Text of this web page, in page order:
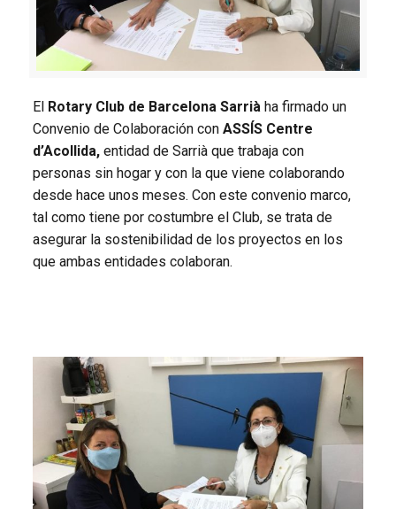
El Rotary Club de Barcelona Sarrià ha firmado un
Convenio de Colaboración con ASSÍS Centre
d’Acollida,entidad de Sarrià que trabaja con
personas sin hogar y con la que viene colaborando
desde hace unos meses. Con este convenio marco,
tal como tiene por costumbre el Club, se trata de
asegurar la sostenibilidad de los proyectos en los
que ambas entidades colaboran.